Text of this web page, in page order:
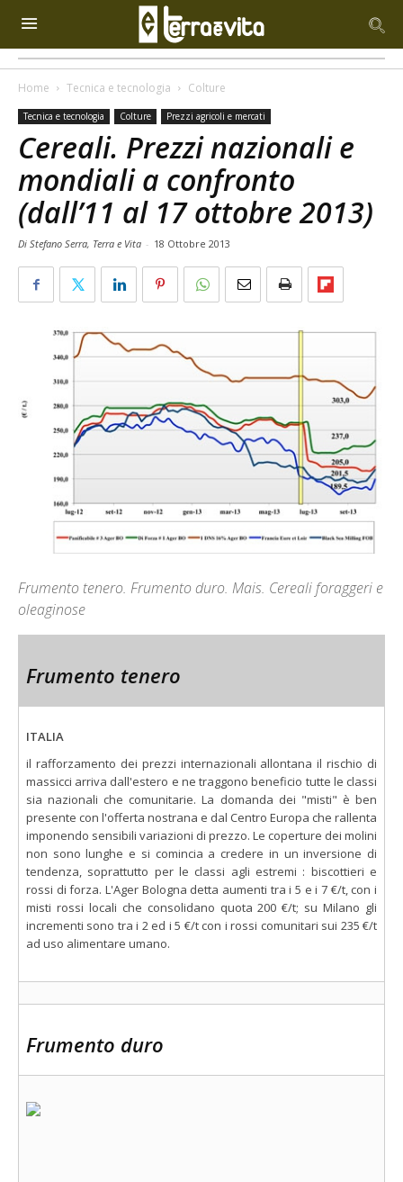
Home Tecnica e tecnologia Colture
Tecnica e tecnologia Colture Prezzi agricoli e mercati
Cereali. Prezzi nazionali e
mondiali a confronto
(dall’11 al 17 ottobre 2013)
Di Stefano Serra, Terra e Vita - 18 Ottobre 2013
Frumento tenero. Frumento duro. Mais. Cereali foraggeri e
oleaginose
Frumento tenero
ITALIA
il rafforzamento dei prezzi internazionali allontana il rischio di
massicci arriva dall'estero e ne traggono beneficio tutte le classi
sia nazionali che comunitarie. La domanda dei "misti" è ben
presente con l'offerta nostrana e dal Centro Europa che rallenta
imponendo sensibili variazioni di prezzo. Le coperture dei molini
non sono lunghe e si comincia a credere in un inversione di
tendenza, soprattutto per le classi agli estremi : biscottieri e
rossi di forza. L'Ager Bologna detta aumenti tra i 5 e i 7 €/t, con i
misti rossi locali che consolidano quota 200 €/t; su Milano gli
incrementi sono tra i 2 ed i 5 €/t con i rossi comunitari sui 235 €/t
ad uso alimentare umano.
Frumento duro